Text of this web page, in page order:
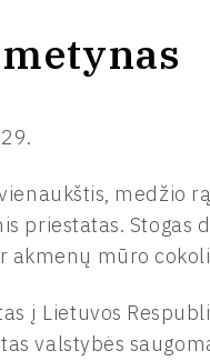
medžio
priestatas. Stogas
akmenų mūro
į Lietuvos
valstybės